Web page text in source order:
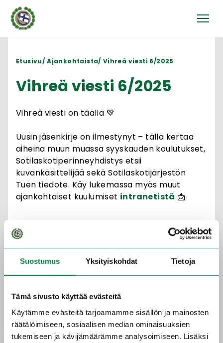
Suostumus Yksityiskohdat Tietoja
Tämä sivusto käyttää evästeitä
Käytämme evästeitä tarjoamamme sisällön ja mainosten
räätälöimiseen, sosiaalisen median ominaisuuksien
tukemiseen ja kävijämäärämme analysoimiseen. Lisäksi
Etusivu Ajankohtaista Vihreä viesti 6/2025
Vihreä viesti 6/2025
Vihreä viesti on täällä 💚
Uusin jäsenkirje on ilmestynyt – tällä kertaa
aiheina muun muassa syyskauden koulutukset,
Sotilaskotiperinneyhdistys etsii
kuvankäsittelijää sekä Sotilaskotijärjestön
Tuen tiedote. Käy lukemassa myös muut
ajankohtaiset kuulumiset intranetistä 📩
Jaa somessa